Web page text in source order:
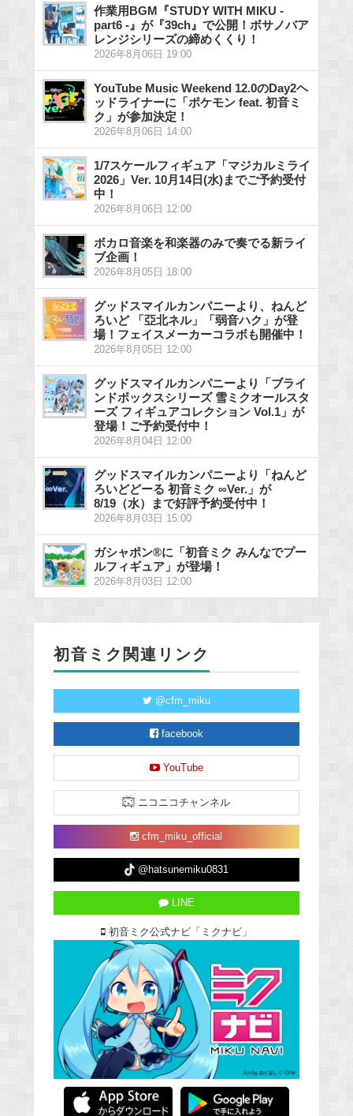
作業用BGM『STUDY WITH MIKU -
part6 -』が『39ch』で公開！ボサノバア
レンジシリーズの締めくくり！
2026年8月06日 19:00
YouTube Music Weekend 12.0のDay2ヘ
ッドライナーに「ポケモン feat. 初音ミ
ク」が参加決定！
2026年8月06日 14:00
1/7スケールフィギュア「マジカルミライ
2026」Ver. 10月14日(水)までご予約受付
中！
2026年8月06日 12:00
ボカロ音楽を和楽器のみで奏でる新ライ
ブ企画！
2026年8月05日 18:00
グッドスマイルカンパニーより、ねんど
ろいど 「亞北ネル」「弱音ハク」が登
場！フェイスメーカーコラボも開催中！
2026年8月05日 12:00
グッドスマイルカンパニーより「ブライ
ンドボックスシリーズ 雪ミクオールスタ
ーズ フィギュアコレクション Vol.1」が
登場！ご予約受付中！
2026年8月04日 12:00
グッドスマイルカンパニーより「ねんど
ろいどどーる 初音ミク ∞Ver.」が
8/19（水）まで好評予約受付中！
2026年8月03日 15:00
ガシャポン®に「初音ミク みんなでプー
ルフィギュア」が登場！
2026年8月03日 12:00
初音ミク関連リンク
@cfm_miku
facebook
YouTube
ニコニコチャンネル
cfm_miku_official
@hatsunemiku0831
LINE
初音ミク公式ナビ「ミクナビ」